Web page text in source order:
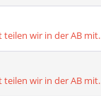
wir in der AB mit.
wir in der AB mit.